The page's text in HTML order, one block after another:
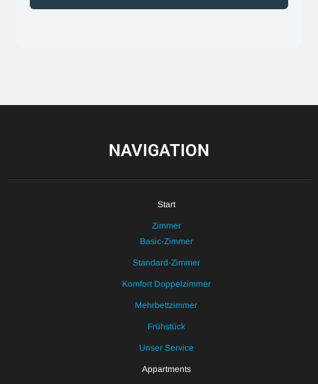
NAVIGATION
Start
Zimmer
Basic-Zimmer
Standard-Zimmer
Komfort Doppelzimmer
Mehrbettzimmer
Frühstück
Unser Service
Appartments